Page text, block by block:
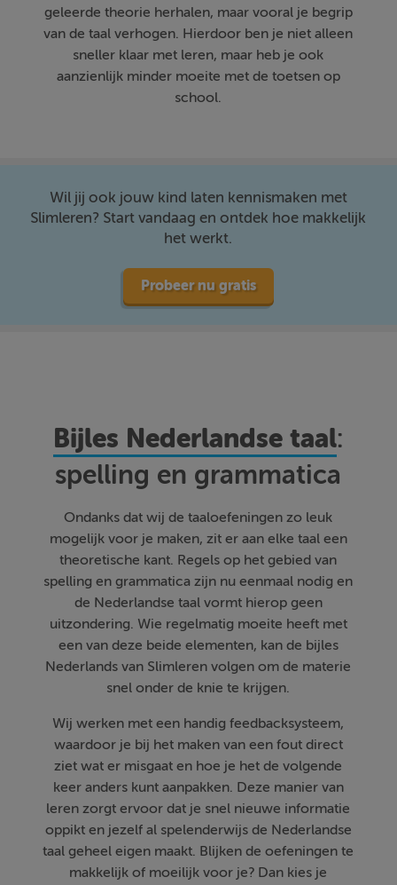
geleerde theorie herhalen, maar vooral je begrip
van de taal verhogen. Hierdoor ben je niet alleen
sneller klaar met leren, maar heb je ook
aanzienlijk minder moeite met de toetsen op
school.
Wil jij ook jouw kind laten kennismaken met
Slimleren? Start vandaag en ontdek hoe makkelijk
het werkt.
Probeer nu gratis
Bijles Nederlandse taal:
spelling en grammatica
Ondanks dat wij de taaloefeningen zo leuk
mogelijk voor je maken, zit er aan elke taal een
theoretische kant. Regels op het gebied van
spelling en grammatica zijn nu eenmaal nodig en
de Nederlandse taal vormt hierop geen
uitzondering. Wie regelmatig moeite heeft met
een van deze beide elementen, kan de bijles
Nederlands van Slimleren volgen om de materie
snel onder de knie te krijgen.
Wij werken met een handig feedbacksysteem,
waardoor je bij het maken van een fout direct
ziet wat er misgaat en hoe je het de volgende
keer anders kunt aanpakken. Deze manier van
leren zorgt ervoor dat je snel nieuwe informatie
oppikt en jezelf al spelenderwijs de Nederlandse
taal geheel eigen maakt. Blijken de oefeningen te
makkelijk of moeilijk voor je? Dan kies je